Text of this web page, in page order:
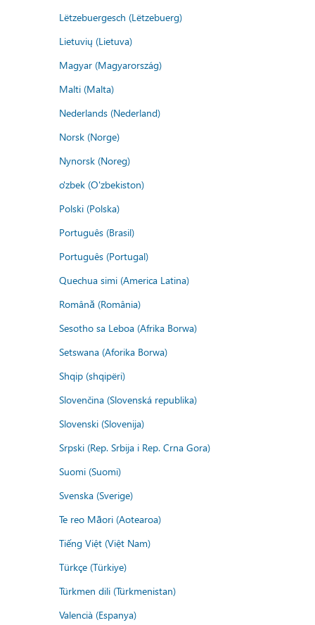
Lëtzebuergesch (Lëtzebuerg)
Lietuvių (Lietuva)
Magyar (Magyarország)
Malti (Malta)
Nederlands (Nederland)
Norsk (Norge)
Nynorsk (Noreg)
o'zbek (O'zbekiston)
Polski (Polska)
Português (Brasil)
Português (Portugal)
Quechua simi (America Latina)
Română (România)
Sesotho sa Leboa (Afrika Borwa)
Setswana (Aforika Borwa)
Shqip (shqipëri)
Slovenčina (Slovenská republika)
Slovenski (Slovenija)
Srpski (Rep. Srbija i Rep. Crna Gora)
Suomi (Suomi)
Svenska (Sverige)
Te reo Māori (Aotearoa)
Tiếng Việt (Việt Nam)
Türkçe (Türkiye)
Türkmen dili (Türkmenistan)
Valencià (Espanya)